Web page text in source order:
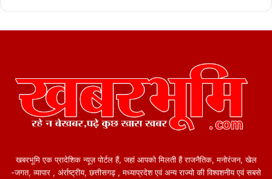
सेक्शन कंट्रोलर 368 सितंबर 2026
अप्रेल 2027
खबरभूमि एक प्रादेशिक न्यूज़ पोर्टल हैं, जहां आपको मिलती हैं राजनैतिक, मनोरंजन, खेल
-जगत, व्यापार , अंर्राष्ट्रीय, छत्तीसगढ़ , मध्याप्रदेश एवं अन्य राज्यो की विश्वशनीय एवं सबसे